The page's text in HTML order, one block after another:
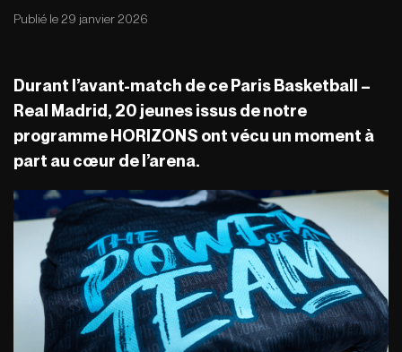
Publié le 29 janvier 2026
Durant l’avant-match de ce Paris Basketball –
Real Madrid, 20 jeunes issus de notre
programme HORIZONS ont vécu un moment à
part au cœur de l’arena.